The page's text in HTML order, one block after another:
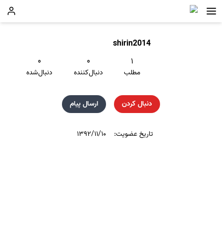
shirin2014
۱
مطلب
۰
دنبال‌کننده
۰
دنبال‌شده
دنبال کردن ارسال پیام
تاریخ عضویت: ۱۳۹۲/۱۱/۱۰